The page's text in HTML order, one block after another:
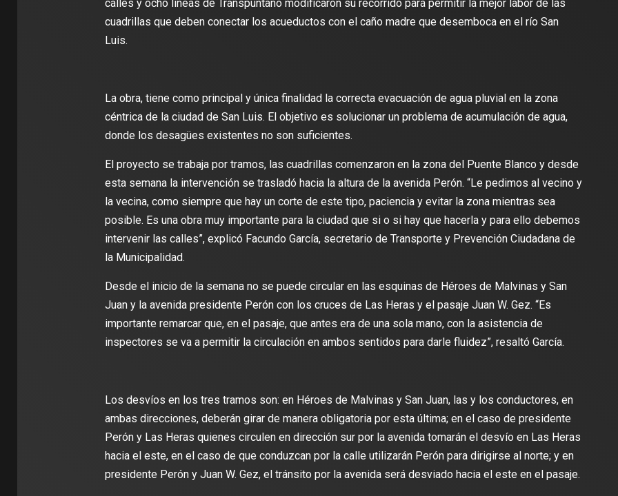
calles y ocho líneas de Transpuntano modificaron su recorrido para permitir la mejor labor de las
cuadrillas que deben conectar los acueductos con el caño madre que desemboca en el río San
Luis.
La obra, tiene como principal y única finalidad la correcta evacuación de agua pluvial en la zona
céntrica de la ciudad de San Luis. El objetivo es solucionar un problema de acumulación de agua,
donde los desagües existentes no son suficientes.
El proyecto se trabaja por tramos, las cuadrillas comenzaron en la zona del Puente Blanco y desde
esta semana la intervención se trasladó hacia la altura de la avenida Perón. “Le pedimos al vecino y
la vecina, como siempre que hay un corte de este tipo, paciencia y evitar la zona mientras sea
posible. Es una obra muy importante para la ciudad que si o si hay que hacerla y para ello debemos
intervenir las calles”, explicó Facundo García, secretario de Transporte y Prevención Ciudadana de
la Municipalidad.
Desde el inicio de la semana no se puede circular en las esquinas de Héroes de Malvinas y San
Juan y la avenida presidente Perón con los cruces de Las Heras y el pasaje Juan W. Gez. “Es
importante remarcar que, en el pasaje, que antes era de una sola mano, con la asistencia de
inspectores se va a permitir la circulación en ambos sentidos para darle fluidez”, resaltó García.
Los desvíos en los tres tramos son: en Héroes de Malvinas y San Juan, las y los conductores, en
ambas direcciones, deberán girar de manera obligatoria por esta última; en el caso de presidente
Perón y Las Heras quienes circulen en dirección sur por la avenida tomarán el desvío en Las Heras
hacia el este, en el caso de que conduzcan por la calle utilizarán Perón para dirigirse al norte; y en
presidente Perón y Juan W. Gez, el tránsito por la avenida será desviado hacia el este en el pasaje.